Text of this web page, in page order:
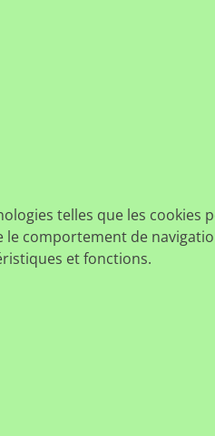
telles que les
comportement de
et fonctions.